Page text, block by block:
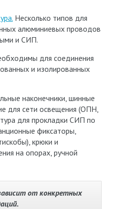
Несколько типов для
алюминиевых проводов
и СИП.
для соединения
и изолированных
наконечники, шинные
для сети освещения (ОПН,
для прокладки СИП по
фиксаторы,
крюки и
на опорах, ручной
от конкретных